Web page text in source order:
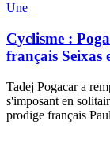
Une
Cyclisme :
français Seixas
Tadej Pogacar a
s'imposant en
prodige français